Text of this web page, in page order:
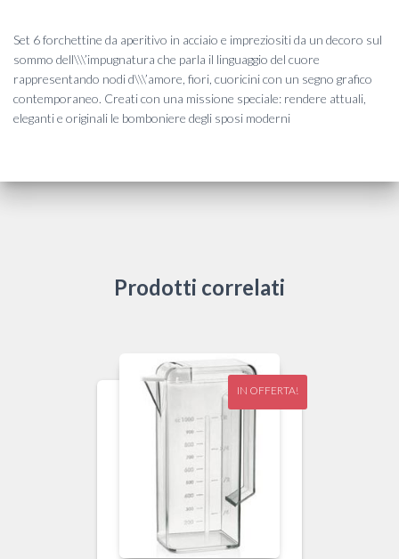
Set 6 forchettine da aperitivo in acciaio e impreziositi da un decoro sul
sommo dell\\\’impugnatura che parla il linguaggio del cuore
rappresentando nodi d\\\’amore, fiori, cuoricini con un segno grafico
contemporaneo. Creati con una missione speciale: rendere attuali,
eleganti e originali le bomboniere degli sposi moderni
Prodotti correlati
IN OFFERTA!